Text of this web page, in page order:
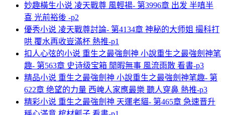
妙趣橫生小说 凌天戰尊 風輕揚- 第3996章 出发 半嗔半
喜 光前裕後 -p2
優秀小说 凌天戰尊討論- 第4134章 神秘的大师姐 撮科打
哄 覆水再收豈滿杯 熱推-p1
扣人心弦的小说 重生之最強劍神 小說重生之最強劍神笔
趣- 第563章 史诗级宝箱 閒暇無事 風流雨散 看書-p3
精品小说 重生之最強劍神 小說重生之最強劍神笔趣- 第
622章 绝望的力量 西崦人家應最樂 聽人穿鼻 熱推-p3
精彩小说 重生之最強劍神 天運老貓- 第465章 急速晋升